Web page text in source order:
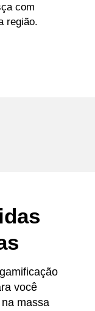
com
região.
você
massa